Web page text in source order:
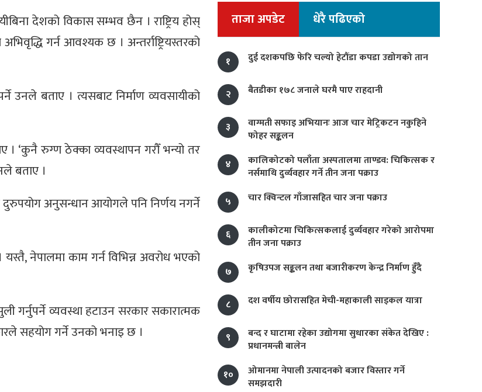
देशको विकास सम्भव छैन । राष्ट्रिय होस्
अभिवृद्धि गर्न आवश्यक छ । अन्तर्राष्ट्रियस्तरको
उनले बताए । त्यसबाट निर्माण व्यवसायीको
। ‘कुनै रुग्ण ठेक्का व्यवस्थापन गरौँ भन्यो तर
बताए ।
अनुसन्धान आयोगले पनि निर्णय नगर्ने
नेपालमा काम गर्न विभिन्न अवरोध भएको
गर्नुपर्ने व्यवस्था हटाउन सरकार सकारात्मक
सहयोग गर्ने उनको भनाइ छ ।
ताजा अपडेट धेरै पढिएको
१ दुई दशकपछि फेरि चल्यो हेटौंडा कपडा उद्योगको तान
२ बैतडीका १७८ जनाले घरमै पाए राहदानी
३
वाग्मती सफाइ अभियानः आज चार मेट्रिकटन नकुहिने
फोहर सङ्कलन
४
कालिकोटको पलाँता अस्पतालमा ताण्डव: चिकित्सक र
नर्समाथि दुर्व्यवहार गर्ने तीन जना पक्राउ
५
चार क्विन्टल गाँजासहित चार जना पक्राउ
६
कालीकोटमा चिकित्सकलाई दुर्व्यवहार गरेको आरोपमा
तीन जना पक्राउ
७
कृषिउपज सङ्कलन तथा बजारीकरण केन्द्र निर्माण हुँदै
८ दश वर्षीय छोरासहित मेची-महाकाली साइकल यात्रा
९
बन्द र घाटामा रहेका उद्योगमा सुधारका संकेत देखिए :
प्रधानमन्त्री बालेन
१०
ओमानमा नेपाली उत्पादनको बजार विस्तार गर्ने
समझदारी